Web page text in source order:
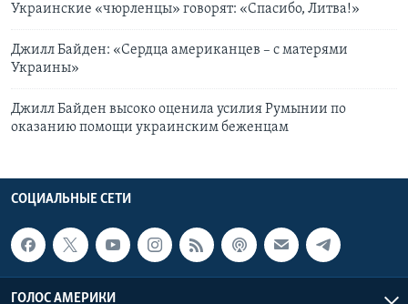
Украинские «чюрленцы» говорят: «Спасибо, Литва!»
Джилл Байден: «Сердца американцев – с матерями
Украины»
Джилл Байден высоко оценила усилия Румынии по
оказанию помощи украинским беженцам
СОЦИАЛЬНЫЕ СЕТИ
ГОЛОС АМЕРИКИ